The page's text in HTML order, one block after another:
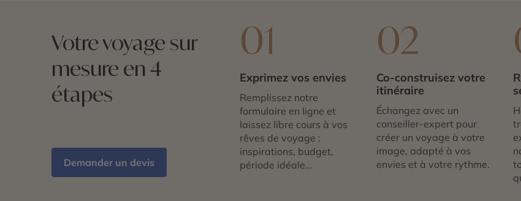
Votre voyage sur
mesure en 4
étapes
Demander un devis
01
Exprimez vos envies
Remplissez notre
formulaire en ligne et
laissez libre cours à vos
rêves de voyage :
inspirations, budget,
période idéale…
02
Co-construisez votre
itinéraire
Échangez avec un
conseiller-expert pour
créer un voyage à votre
image, adapté à vos
envies et à votre rythme.